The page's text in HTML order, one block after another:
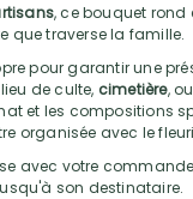
, ce bouquet rond
que traverse la famille.
pour garantir une
de culte, cimetière,
et les compositions
organisée avec le
avec votre
son destinataire.